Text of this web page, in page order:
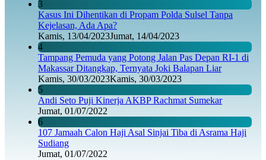
3
Kasus Ini Dihentikan di Propam Polda Sulsel Tanpa
Kejelasan, Ada Apa?
Kamis, 13/04/2023Jumat, 14/04/2023
4
Tampang Pemuda yang Potong Jalan Pas Depan RI-1 di
Makassar Ditangkap, Ternyata Joki Balapan Liar
Kamis, 30/03/2023Kamis, 30/03/2023
5
Andi Seto Puji Kinerja AKBP Rachmat Sumekar
Jumat, 01/07/2022
6
107 Jamaah Calon Haji Asal Sinjai Tiba di Asrama Haji
Sudiang
Jumat, 01/07/2022